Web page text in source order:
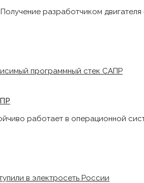
разработчиком двигателя
работает в операционной